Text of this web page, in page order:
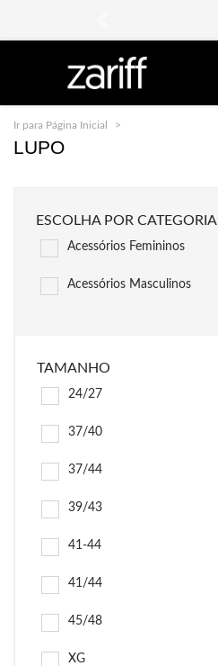
Ir para Página Inicial
LUPO
ESCOLHA POR CATEGORIA
Acessórios Femininos
Acessórios Masculinos
TAMANHO
24/27
37/40
37/44
39/43
41-44
41/44
45/48
XG